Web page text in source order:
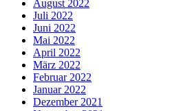
August 2022
Juli 2022
Juni 2022
Mai 2022
April 2022
März 2022
Februar 2022
Januar 2022
Dezember 2021